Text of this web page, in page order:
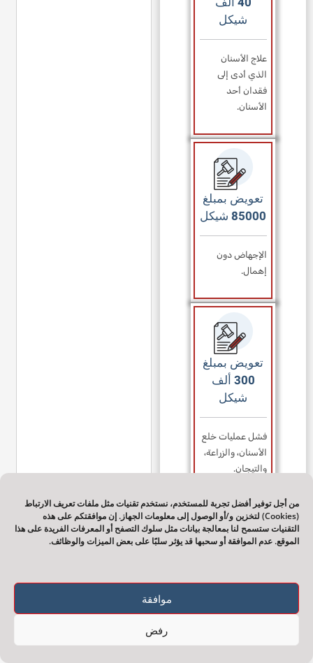
من أجل توفير أفضل تجربة للمستخدم، نستخدم تقنيات مثل ملفات تعريف الارتباط
(Cookies) لتخزين و/أو الوصول إلى معلومات الجهاز. إن موافقتكم على هذه
التقنيات ستسمح لنا بمعالجة بيانات مثل سلوك التصفح أو المعرفات الفريدة على هذا
الموقع. عدم الموافقة أو سحبها قد يؤثر سلبًا على بعض الميزات والوظائف.
موافقة
رفض
شيكل
علاج الأسنان
الذي أدى إلى
فقدان أحد
الأسنان.
تعويض بمبلغ
85000 شيكل
الإجهاض دون
إهمال.
تعويض بمبلغ
300 ألف
شيكل
فشل عمليات خلع
الأسنان، والزراعة،
والتيجان.